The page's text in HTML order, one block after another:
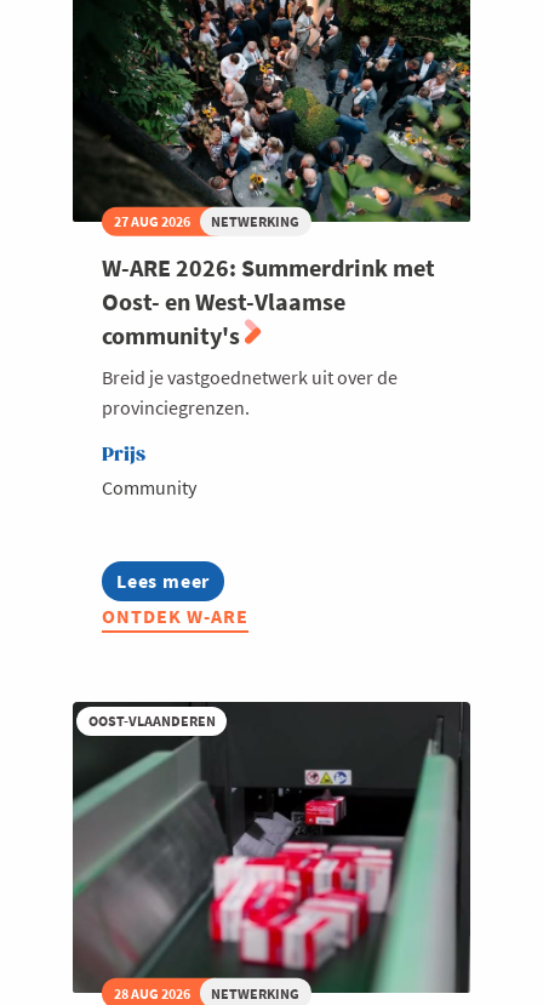
27 AUG 2026 NETWERKING
W-ARE 2026: Summerdrink met
Oost- en West-Vlaamse
community's
Breid je vastgoednetwerk uit over de
provinciegrenzen.
Prijs
Community
Lees meer
about
W-
ARE
met
Oost-
en
West-
Vlaamse
community's
ONTDEK W-ARE
OOST-VLAANDEREN
28 AUG 2026 NETWERKING